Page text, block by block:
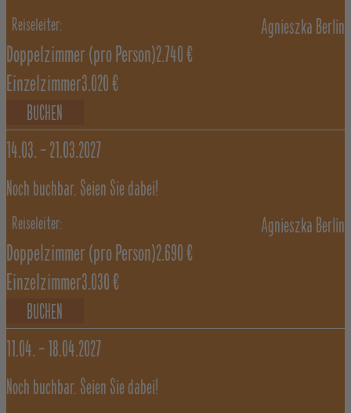
Agnieszka Berlin
Doppelzimmer (pro Person)2.740 €
Einzelzimmer3.020 €
BUCHEN
14.03. –21.03.2027
Noch buchbar. Seien Sie dabei!
Agnieszka Berlin
Doppelzimmer (pro Person)2.690 €
Einzelzimmer3.030 €
BUCHEN
11.04. –18.04.2027
Noch buchbar. Seien Sie dabei!